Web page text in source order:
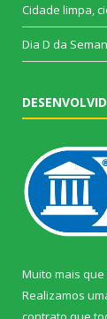
Cidade limpa,
Dia D da
Muito mais que
Realizamos